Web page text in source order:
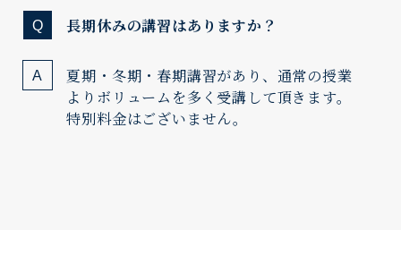
長期休みの講習はありますか？
夏期・冬期・春期講習があり、通常の授業
よりボリュームを多く受講して頂きます。
特別料金はございません。